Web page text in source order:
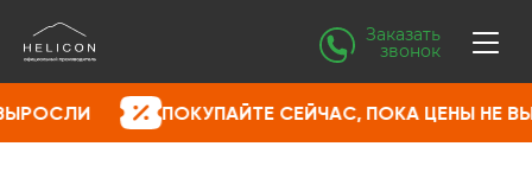
Заказать
звонок
ПОКУПАЙТЕ СЕЙЧАС, ПОКА ЦЕНЫ НЕ ВЫРОСЛИ